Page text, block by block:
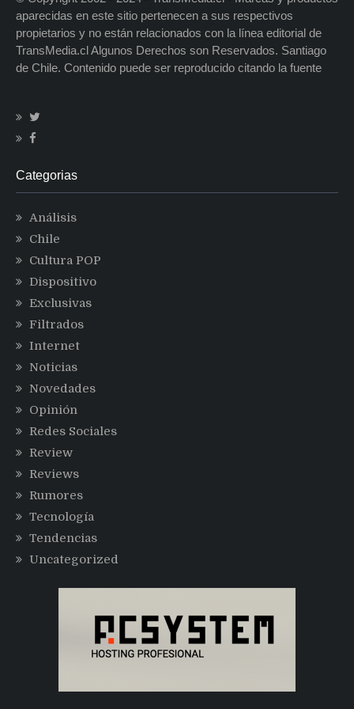
aparecidas en este sitio pertenecen a sus respectivos
propietarios y no están relacionados con la línea editorial de
TransMedia.cl Algunos Derechos son Reservados. Santiago
de Chile. Contenido puede ser reproducido citando la fuente
Categorias
Análisis
Chile
Cultura POP
Dispositivo
Exclusivas
Filtrados
Internet
Noticias
Novedades
Opinión
Redes Sociales
Review
Reviews
Rumores
Tecnología
Tendencias
Uncategorized